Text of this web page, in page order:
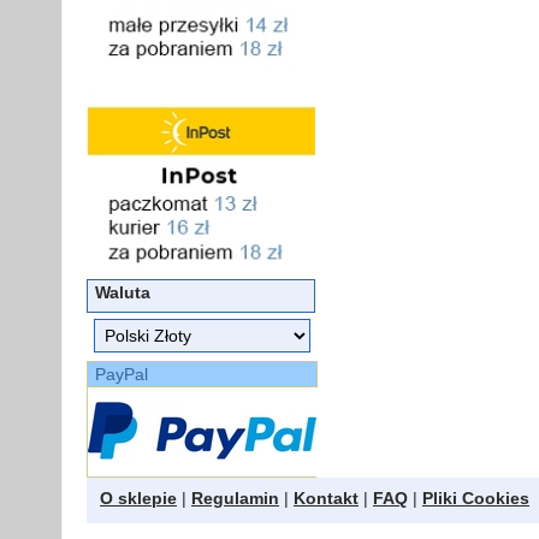
Waluta
PayPal
O sklepie | Regulamin | Kontakt | FAQ | Pliki Cookies